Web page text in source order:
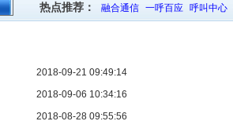
热点推荐： 融合通信 一呼百应 呼叫中心
2018-09-21 09:49:14
2018-09-06 10:34:16
2018-08-28 09:55:56